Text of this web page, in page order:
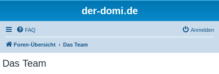
der-domi.de
FAQ Anmelden
Foren-Übersicht Das Team
Das Team